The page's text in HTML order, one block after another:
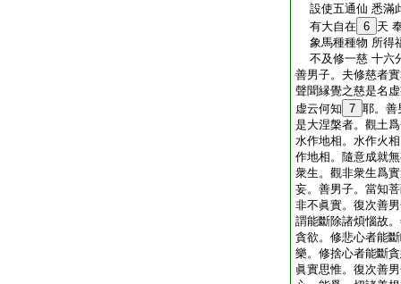
設使五通仙 悉滿
有大自在 6 天
象馬種種物 所得
不及修一慈 十六
善男子。夫修慈者
聲聞縁覺之慈是名
虚云何知 7 耶。善
是大涅槃者。觀土
水作地相。水作火
作地相。隨意成就
衆生。觀非衆生爲
妄。善男子。當知
非不眞實。復次善
謂能斷除諸煩惱故
貪欲。修悲心者能
樂。修捨心者能斷
眞實思惟。復次善